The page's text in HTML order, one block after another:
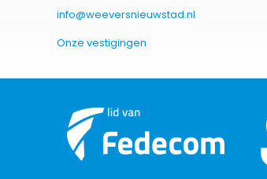
info@weeversnieuwstad.nl
Onze vestigingen